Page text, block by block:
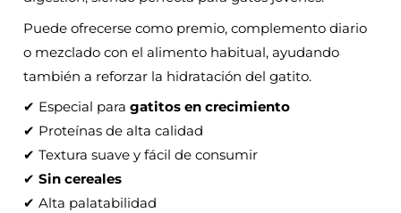
Puede ofrecerse como premio, complemento diario
o mezclado con el alimento habitual, ayudando
también a reforzar la hidratación del gatito.
✔ Especial paragatitos en crecimiento
✔ Proteínas de alta calidad
✔ Textura suave y fácil de consumir
✔Sin cereales
✔ Alta palatabilidad